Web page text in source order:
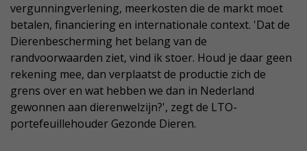
vergunningverlening, meerkosten die de markt moet
betalen, financiering en internationale context. 'Dat de
Dierenbescherming het belang van de
randvoorwaarden ziet, vind ik stoer. Houd je daar geen
rekening mee, dan verplaatst de productie zich de
grens over en wat hebben we dan in Nederland
gewonnen aan dierenwelzijn?', zegt de LTO-
portefeuillehouder Gezonde Dieren.